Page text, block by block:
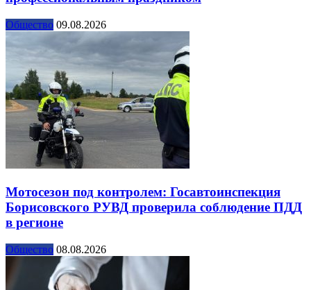
Общество 09.08.2026
Мотосезон под контролем: Госавтоинспекция
Борисовского РУВД проверила соблюдение ПДД
в регионе
Общество 08.08.2026